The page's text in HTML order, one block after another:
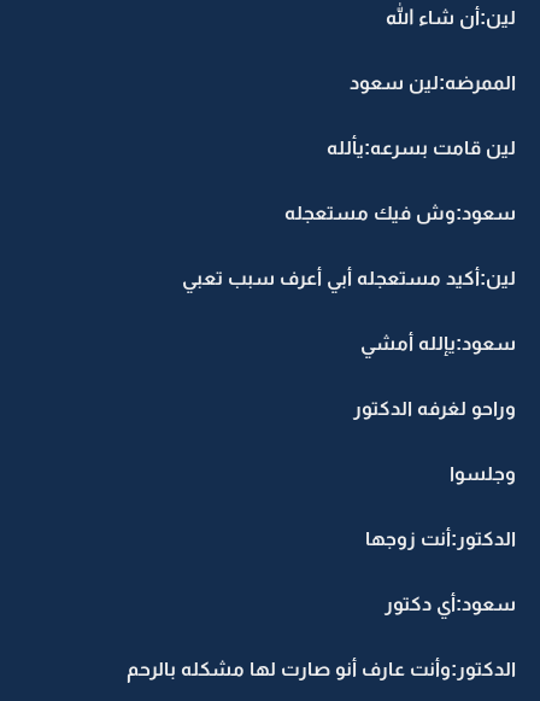
لين:أن شاء الله
الممرضه:لين سعود
لين قامت بسرعه:يألله
سعود:وش فيك مستعجله
لين:أكيد مستعجله أبي أعرف سبب تعبي
سعود:يإلله أمشي
وراحو لغرفه الدكتور
وجلسوا
الدكتور:أنت زوجها
سعود:أي دكتور
الدكتور:وأنت عارف أنو صارت لها مشكله بالرحم